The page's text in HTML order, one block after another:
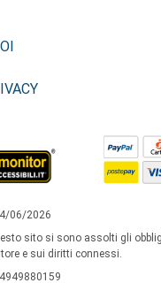
06/2026
sito si sono assolti gli
e sui diritti connessi.